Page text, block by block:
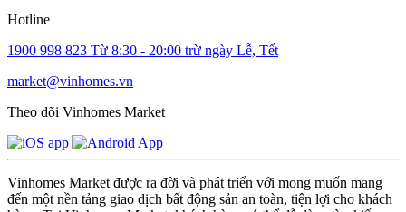
Hotline
1900 998 823 Từ 8:30 - 20:00 trừ ngày Lễ, Tết
market@vinhomes.vn
Theo dõi Vinhomes Market
Vinhomes Market được ra đời và phát triển với mong muốn mang
đến một nền tảng giao dịch bất động sản an toàn, tiện lợi cho khách